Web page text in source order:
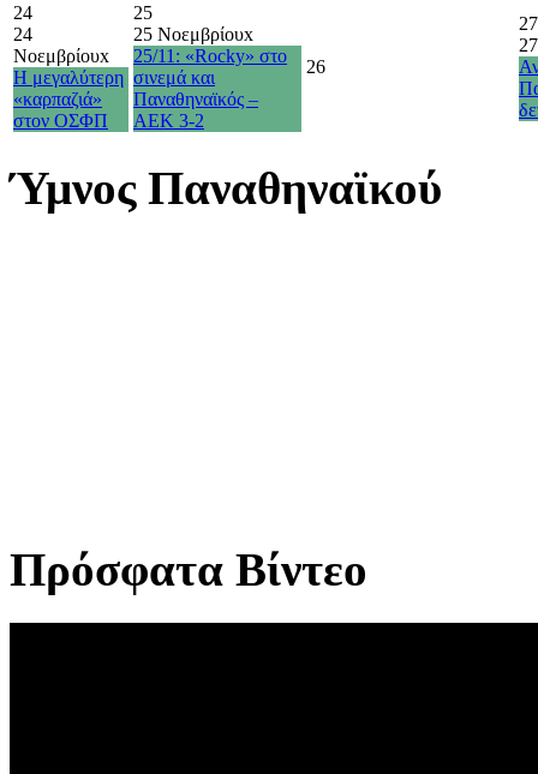
24
24
Νοεμβρίουx
Η μεγαλύτερη
«καρπαζιά»
στον ΟΣΦΠ
25
25 Νοεμβρίουx
25/11: «Rocky» στο
σινεμά και
Παναθηναϊκός –
ΑΕΚ 3-2
26
27
Ύμνος Παναθηναϊκού
Πρόσφατα Βίντεο